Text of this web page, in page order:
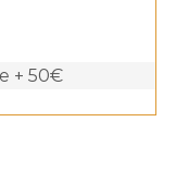
+ 50€